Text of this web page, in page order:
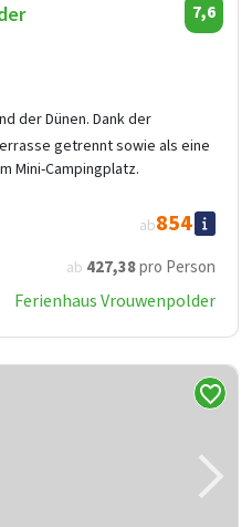
7,6
der Dünen. Dank der
getrennt sowie als eine
Mini-Campingplatz.
ab 427,38pro Person
ab854
Ferienhaus Vrouwenpolder